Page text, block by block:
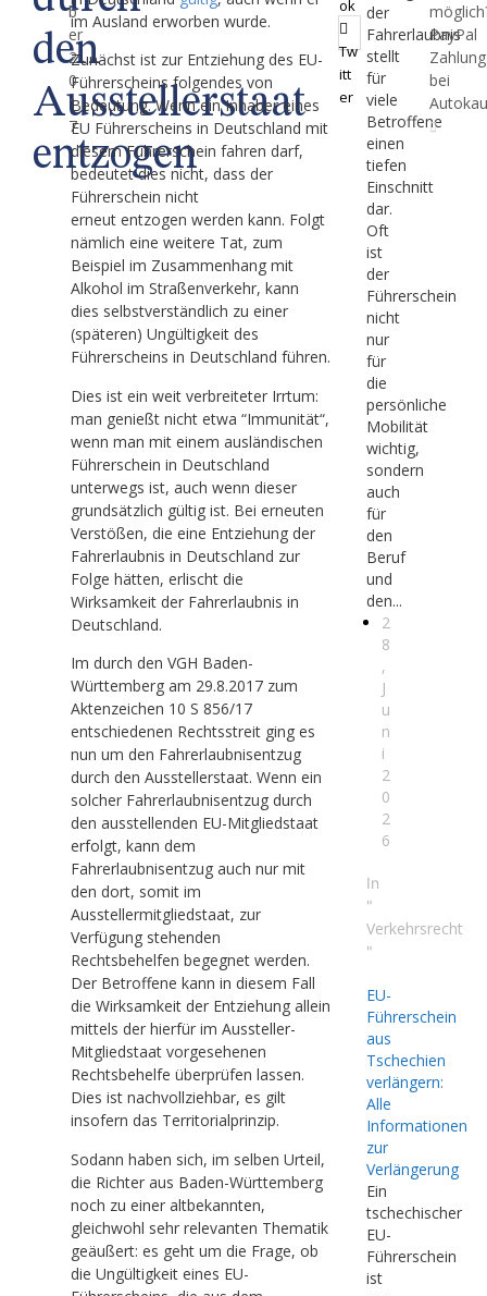
den
Ausstellerstaat
entzogen
b
er
2
0
1
7
im Ausland erworben wurde.
Zunächst ist zur Entziehung des EU-
Führerscheins folgendes von
Bedeutung. Wenn ein Inhaber eines
EU Führerscheins in Deutschland mit
diesem Führerschein fahren darf,
bedeutet dies nicht, dass der
Führerschein nicht
erneut entzogen werden kann. Folgt
nämlich eine weitere Tat, zum
Beispiel im Zusammenhang mit
Alkohol im Straßenverkehr, kann
dies selbstverständlich zu einer
(späteren) Ungültigkeit des
Führerscheins in Deutschland führen.
Dies ist ein weit verbreiteter Irrtum:
man genießt nicht etwa “Immunität“,
wenn man mit einem ausländischen
Führerschein in Deutschland
unterwegs ist, auch wenn dieser
grundsätzlich gültig ist. Bei erneuten
Verstößen, die eine Entziehung der
Fahrerlaubnis in Deutschland zur
Folge hätten, erlischt die
Wirksamkeit der Fahrerlaubnis in
Deutschland.
Im durch den VGH Baden-
Württemberg am 29.8.2017 zum
Aktenzeichen 10 S 856/17
entschiedenen Rechtsstreit ging es
nun um den Fahrerlaubnisentzug
durch den Ausstellerstaat. Wenn ein
solcher Fahrerlaubnisentzug durch
den ausstellenden EU-Mitgliedstaat
erfolgt, kann dem
Fahrerlaubnisentzug auch nur mit
den dort, somit im
Ausstellermitgliedstaat, zur
Verfügung stehenden
Rechtsbehelfen begegnet werden.
Der Betroffene kann in diesem Fall
die Wirksamkeit der Entziehung allein
mittels der hierfür im Aussteller-
Mitgliedstaat vorgesehenen
Rechtsbehelfe überprüfen lassen.
Dies ist nachvollziehbar, es gilt
insofern das Territorialprinzip.
Sodann haben sich, im selben Urteil,
die Richter aus Baden-Württemberg
noch zu einer altbekannten,
gleichwohl sehr relevanten Thematik
geäußert: es geht um die Frage, ob
die Ungültigkeit eines EU-
ok
Tw
itt
er
der
Fahrerlaubnis
stellt
für
viele
Betroffene
einen
tiefen
Einschnitt
dar.
Oft
ist
der
Führerschein
nicht
nur
für
die
persönliche
Mobilität
wichtig,
sondern
auch
für
den
Beruf
und
den...
2
8
,
J
u
n
i
2
0
2
6
In
"
Verkehrsrecht
"
EU-
Führerschein
aus
Tschechien
verlängern:
Alle
Informationen
zur
Verlängerung
Ein
tschechischer
EU-
Führerschein
ist
PayPal
Zahlung
bei